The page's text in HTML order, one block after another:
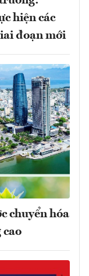
hiện các
đoạn mới
chuyển hóa
cao